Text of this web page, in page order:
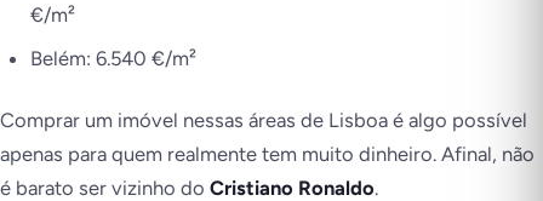
€/m²
Belém: 6.540 €/m²
Comprar um imóvel nessas áreas de Lisboa é algo possível
apenas para quem realmente tem muito dinheiro. Afinal, não
é barato ser vizinho do Cristiano Ronaldo.